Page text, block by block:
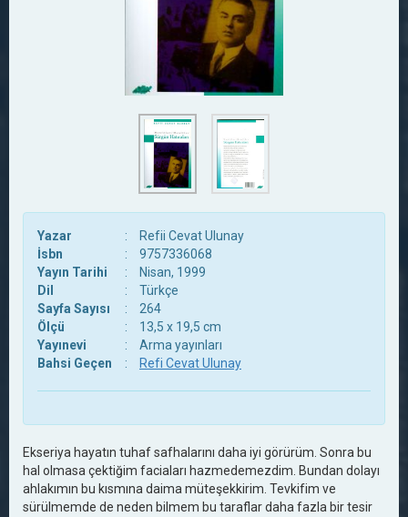
Yazar :
Refii Cevat Ulunay
İsbn
:
9757336068
Yayın Tarihi
:
Nisan, 1999
Dil
:
Türkçe
Sayfa Sayısı
:
264
Ölçü
:
13,5 x 19,5 cm
Yayınevi
:
Arma yayınları
Bahsi Geçen
: Refi Cevat Ulunay
Ekseriya hayatın tuhaf safhalarını daha iyi görürüm. Sonra bu
hal olmasa çektiğim faciaları hazmedemezdim. Bundan dolayı
ahlakımın bu kısmına daima müteşekkirim. Tevkifim ve
sürülmemde de neden bilmem bu taraflar daha fazla bir tesir